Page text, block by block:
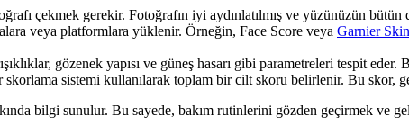
çekmek gerekir. Fotoğrafın iyi aydınlatılmış ve yüzünüzün bütün
veya platformlara yüklenir. Örneğin, Face Score veya Garnier
gözenek yapısı ve güneş hasarı gibi parametreleri tespit
sistemi kullanılarak toplam bir cilt skoru belirlenir. Bu skor,
bilgi sunulur. Bu sayede, bakım rutinlerini gözden geçirmek ve